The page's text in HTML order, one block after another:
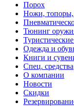
Порох
Ножи, топоры,
Тюнинг
Одежда и
Книги и
Спец. средства
О компании
Новости
Скидки